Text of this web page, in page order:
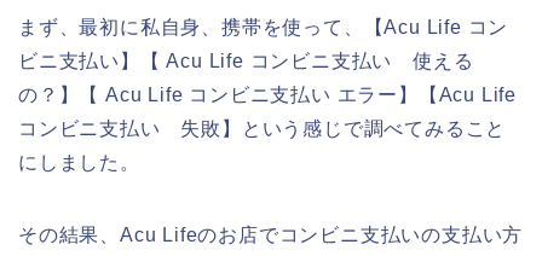
まず、最初に私自身、携帯を使って、【Acu Life コン
ビニ支払い】【 Acu Life コンビニ支払い 使える
の？】【 Acu Life コンビニ支払い エラー】【Acu Life
コンビニ支払い 失敗】という感じで調べてみること
にしました。
その結果、Acu Lifeのお店でコンビニ支払いの支払い方